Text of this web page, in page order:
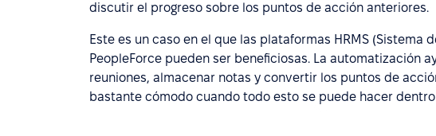
discutir el progreso sobre los puntos de acción anteriores.
Este es un caso en el que las plataformas HRMS (Sistema
PeopleForce pueden ser beneficiosas. La automatización
reuniones, almacenar notas y convertir los puntos de
bastante cómodo cuando todo esto se puede hacer